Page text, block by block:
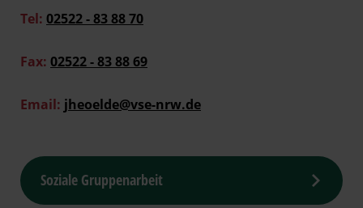
Tel: 02522 - 83 88 70
Fax: 02522 - 83 88 69
Email: jheoelde@vse-nrw.de
Soziale Gruppenarbeit